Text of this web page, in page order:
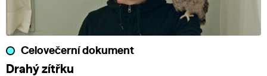
Celovečerní dokument
Drahý zítřku